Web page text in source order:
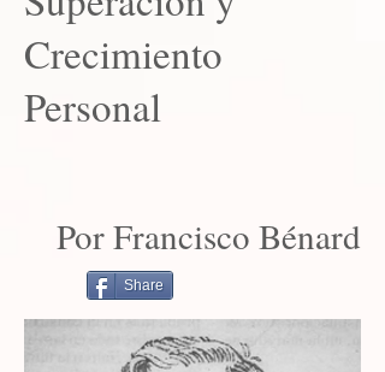
Crecimiento
Personal
Por Francisco Bénard
Share